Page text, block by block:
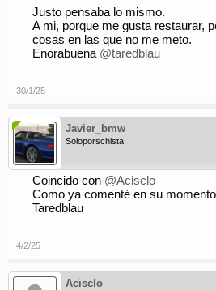
Justo pensaba lo mismo.
A mi, porque me gusta restaurar,
cosas en las que no me meto.
Enorabuena @taredblau
30/1/25
Javier_bmw
Soloporschista
Coincido con @Acisclo
Como ya comenté en su
Taredblau
4/2/25
Acisclo